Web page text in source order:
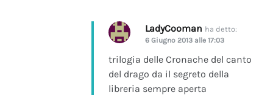
LadyCooman ha detto:
6 Giugno 2013 alle 17:03
trilogia delle Cronache del canto
del drago da il segreto della
libreria sempre aperta